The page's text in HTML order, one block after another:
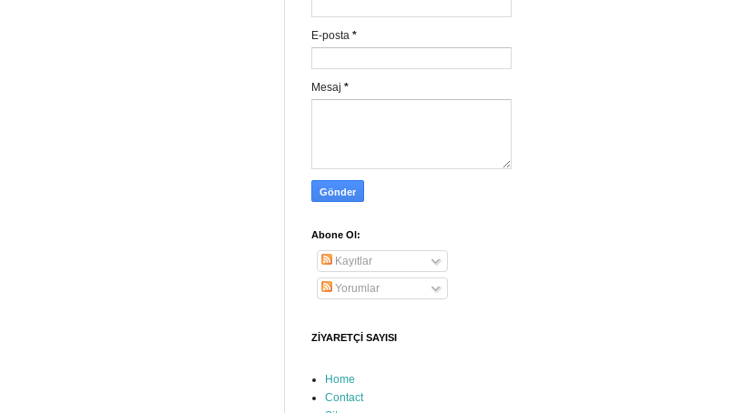
E-posta *
Mesaj *
Abone Ol:
Kayıtlar
Yorumlar
ZİYARETÇİ SAYISI
Home
Contact